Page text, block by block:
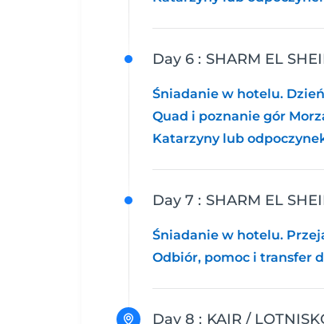
Day 6 : SHARM EL
Śniadanie w hotelu.
Quad i poznanie gór
Katarzyny lub
Day 7 : SHARM EL
Śniadanie w hotelu.
Odbiór, pomoc i transfer
Day 8 : KAIR /